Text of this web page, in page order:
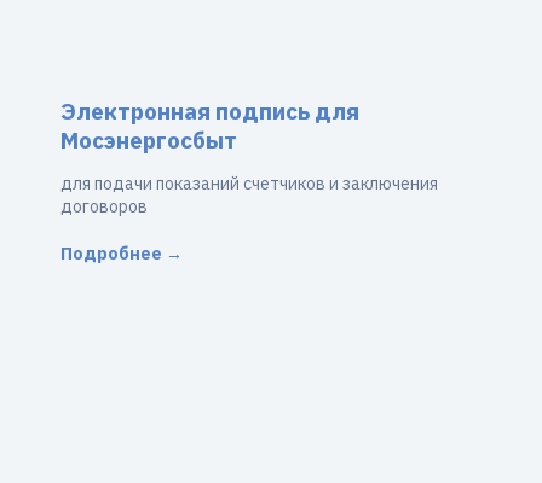
Электронная подпись для
Мосэнергосбыт
для подачи показаний счетчиков и заключения
договоров
Подробнее →